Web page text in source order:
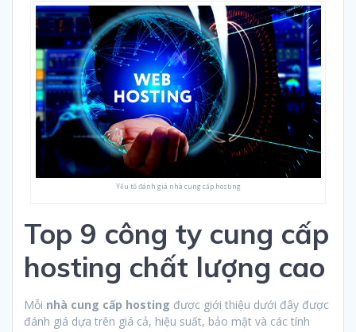
Yếu tố đánh giá nhà cung cấp hosting
Top 9 công ty cung cấp
hosting chất lượng cao
Mỗi nhà cung cấp hosting được giới thiệu dưới đây được
đánh giá dựa trên giá cả, hiệu suất, bảo mật và các tính